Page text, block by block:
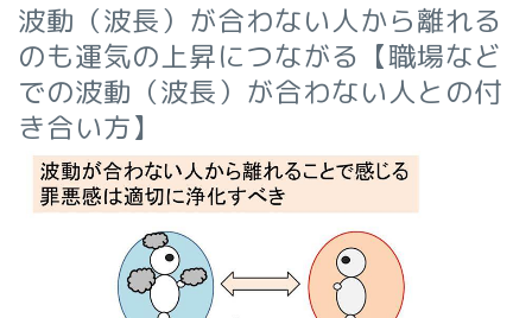
波動（波長）が合わない人から離れる
のも運気の上昇につながる【職場など
での波動（波長）が合わない人との付
き合い方】